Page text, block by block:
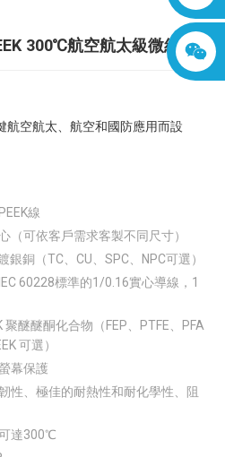
300℃航空航太級微絲
航空航太、航空和國防應用而設
線
（可依客戶需求客製不同尺寸）
銀銅（TC、CU、SPC、NPC可選）
60228標準的1/0.16實心導線，1
聚醚醚酮化合物（FEP、PTFE、PFA
可選）
幕保護
性、極佳的耐熱性和耐化學性、阻
達300℃